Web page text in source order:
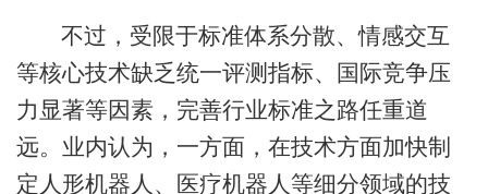
不过，受限于标准体系分散、情感交互
等核心技术缺乏统一评测指标、国际竞争压
力显著等因素，完善行业标准之路任重道
远。业内认为，一方面，在技术方面加快制
定人形机器人、医疗机器人等细分领域的技